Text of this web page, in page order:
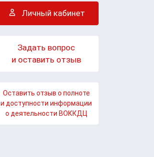
Личный кабинет
Задать вопрос
и оставить отзыв
Оставить отзыв о полноте
и доступности информации
о деятельности ВОККДЦ